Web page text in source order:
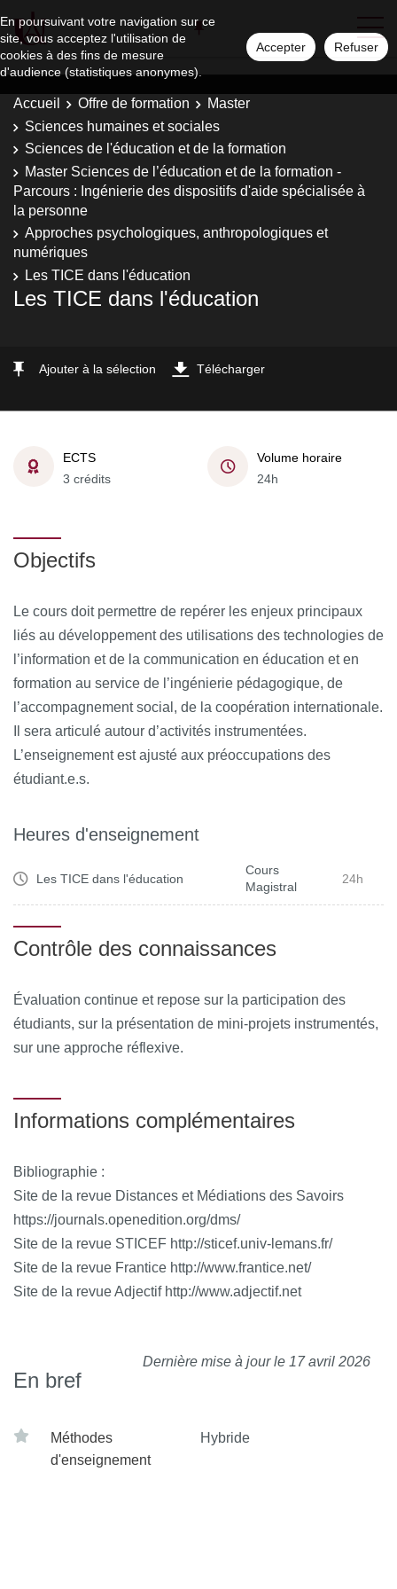
En poursuivant votre navigation sur ce
site, vous acceptez l'utilisation de
cookies à des fins de mesure
d'audience (statistiques anonymes).
Accepter Refuser
Accueil Offre de formation
Master
Sciences humaines et sociales
Sciences de l'éducation et de la formation
Master Sciences de l’éducation et de la formation -
Parcours : Ingénierie des dispositifs d'aide spécialisée à
la personne
Approches psychologiques, anthropologiques et
numériques
Les TICE dans l'éducation
Les TICE dans l'éducation
Ajouter à la sélection Télécharger
ECTS
3 crédits
Volume horaire
24h
Objectifs
Le cours doit permettre de repérer les enjeux principaux
liés au développement des utilisations des technologies de
l’information et de la communication en éducation et en
formation au service de l’ingénierie pédagogique, de
l’accompagnement social, de la coopération internationale.
Il sera articulé autour d’activités instrumentées.
L’enseignement est ajusté aux préoccupations des
étudiant.e.s.
Heures d'enseignement
Les TICE dans l'éducation
Cours
Magistral
24h
Contrôle des connaissances
Évaluation continue et repose sur la participation des
étudiants, sur la présentation de mini-projets instrumentés,
sur une approche réflexive.
Informations complémentaires
Bibliographie :
Site de la revue Distances et Médiations des Savoirs
https://journals.openedition.org/dms/
Site de la revue STICEF http://sticef.univ-lemans.fr/
Site de la revue Frantice http://www.frantice.net/
Site de la revue Adjectif http://www.adjectif.net
Dernière mise à jour le 17 avril 2026
En bref
Méthodes
d'enseignement
Hybride